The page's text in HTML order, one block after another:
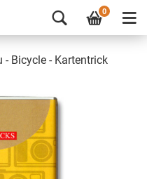
0
- Bicycle - Kartentrick